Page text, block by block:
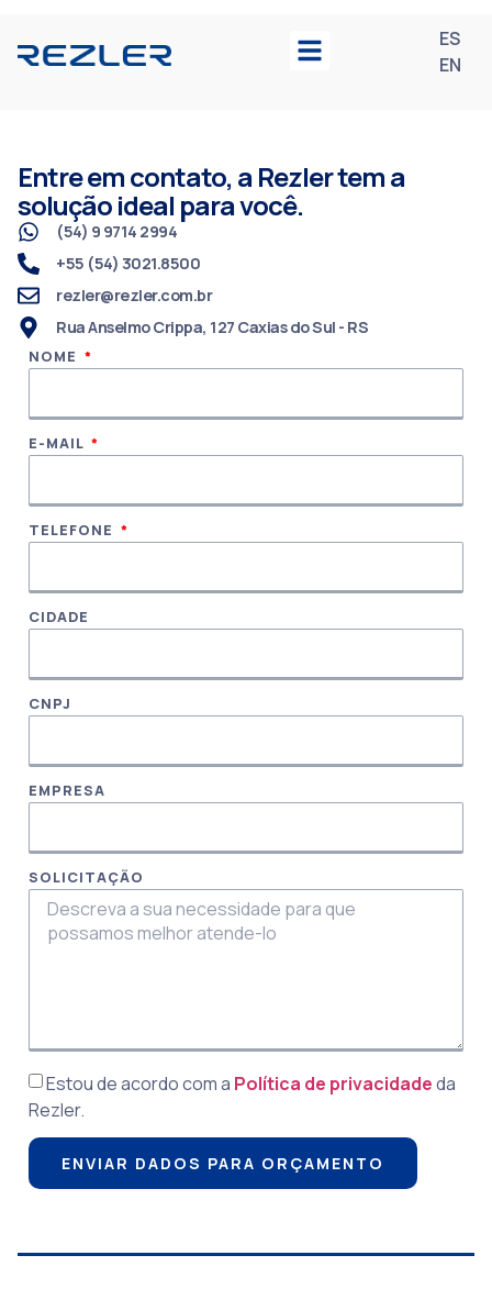
ES
EN
Entre em contato, a Rezler tem a
solução ideal para você.
(54) 9 9714 2994
+55 (54) 3021.8500
rezler@rezler.com.br
Rua Anselmo Crippa, 127 Caxias do Sul - RS
NOME
E-MAIL
TELEFONE
CIDADE
CNPJ
EMPRESA
SOLICITAÇÃO
Estou de acordo com a Política de privacidadeda
Rezler.
ENVIAR DADOS PARA ORÇAMENTO